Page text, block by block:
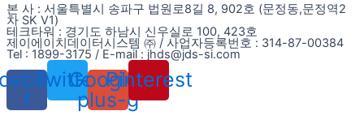
본 사 : 서울특별시 송파구 법원로8길 8, 902호 (문정동,문정역2
차 SK V1)
테크타워 : 경기도 하남시 신우실로 100, 423호
제이에이치데이터시스템 ㈜ / 사업자등록번호 : 314-87-00384
Tel : 1899-3175 / E-mail : jhds@jds-si.com
f
TwitterGoogle-
plus-g
Pinterest